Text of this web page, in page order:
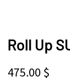
Roll Up
475.00 $